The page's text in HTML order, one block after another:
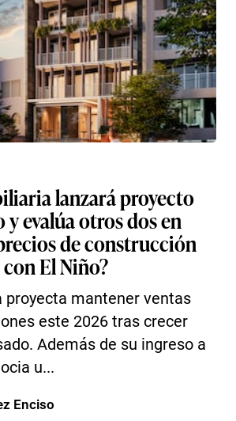
lanzará proyecto
y evalúa otros dos en
de construcción
El Niño?
proyecta mantener ventas
este 2026 tras crecer
Además de su ingreso a
u...
Enciso